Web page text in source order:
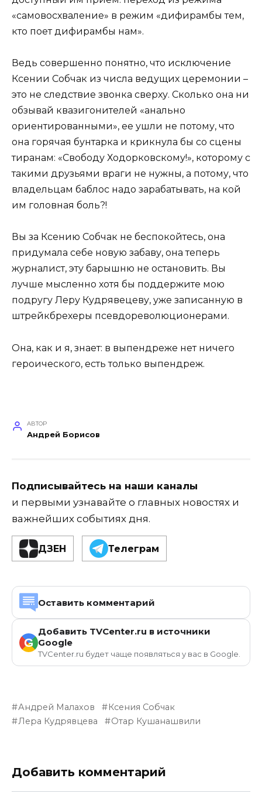
«самовосхваление» в режим «дифирамбы тем,
кто поет дифирамбы нам».
Ведь совершенно понятно, что исключение
Ксении Собчак из числа ведущих церемонии –
это не следствие звонка сверху. Сколько она ни
обзывай квазигонителей «анально
ориентированными», ее ушли не потому, что
она горячая бунтарка и крикнула бы со сцены
тиранам: «Свободу Ходорковскому!», которому с
такими друзьями враги не нужны, а потому, что
владельцам баблос надо зарабатывать, на кой
им головная боль?!
Вы за Ксению Собчак не беспокойтесь, она
придумала себе новую забаву, она теперь
журналист, эту барышню не остановить. Вы
лучше мысленно хотя бы поддержите мою
подругу Леру Кудрявецеву, уже записанную в
штрейкбрехеры псевдореволюционерами.
Она, как и я, знает: в выпендреже нет ничего
героического, есть только выпендреж.
АВТОР
Андрей Борисов
Подписывайтесь на наши каналы
и первыми узнавайте о главных новостях и
важнейших событиях дня.
ДЗЕН Телеграм
Оставить комментарий
G
Добавить TVCenter.ru в источники
Google
TVCenter.ru будет чаще появляться у вас в Google.
Андрей Малахов
Ксения Собчак
Лера Кудрявцева
Отар Кушанашвили
Добавить комментарий